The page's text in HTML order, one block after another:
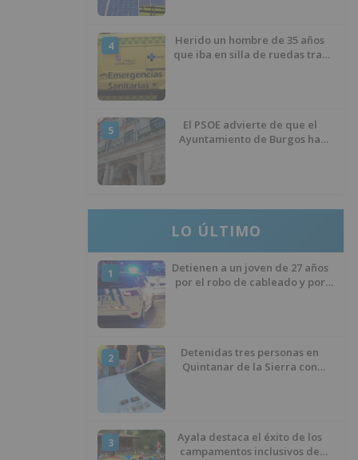
4
Herido un hombre de 35 años
que iba en silla de ruedas tras
5
El PSOE advierte de que el
Ayuntamiento de Burgos ha
LO ÚLTIMO
1
Detienen a un joven de 27 años
por el robo de cableado y por
2
Detenidas tres personas en
Quintanar de la Sierra con
3
Ayala destaca el éxito de los
campamentos inclusivos de